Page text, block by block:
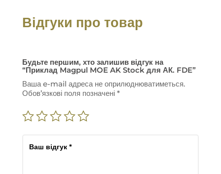
Відгуки про товар
Будьте першим, хто залишив відгук на
“Приклад Magpul MOE AK Stock для АК. FDE”
Ваша e-mail адреса не оприлюднюватиметься.
Обов’язкові поля позначені *